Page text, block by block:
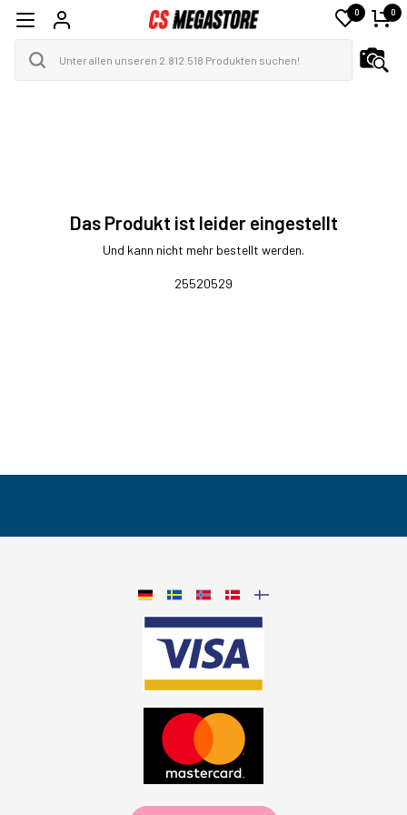
0 0
Das Produkt ist leider eingestellt
Und kann nicht mehr bestellt werden.
25520529